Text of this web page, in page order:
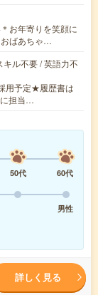
お年寄りを笑顔に
おばあちゃ…
ル不要 / 英語力不
用予定★履歴書は
担当…
50代
60代
男性
詳しく見る